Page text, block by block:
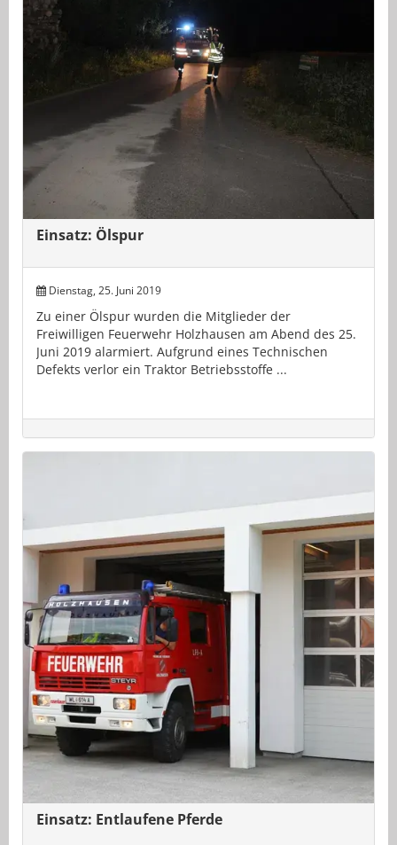
Einsatz: Ölspur
Dienstag, 25. Juni 2019
Zu einer Ölspur wurden die Mitglieder der
Freiwilligen Feuerwehr Holzhausen am Abend des 25.
Juni 2019 alarmiert. Aufgrund eines Technischen
Defekts verlor ein Traktor Betriebsstoffe ...
Einsatz: Entlaufene Pferde